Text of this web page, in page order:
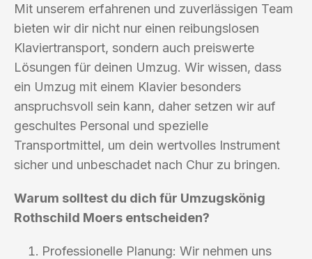
Mit unserem erfahrenen und zuverlässigen Team
bieten wir dir nicht nur einen reibungslosen
Klaviertransport, sondern auch preiswerte
Lösungen für deinen Umzug. Wir wissen, dass
ein Umzug mit einem Klavier besonders
anspruchsvoll sein kann, daher setzen wir auf
geschultes Personal und spezielle
Transportmittel, um dein wertvolles Instrument
sicher und unbeschadet nach Chur zu bringen.
Warum solltest du dich für Umzugskönig
Rothschild Moers entscheiden?
Professionelle Planung: Wir nehmen uns